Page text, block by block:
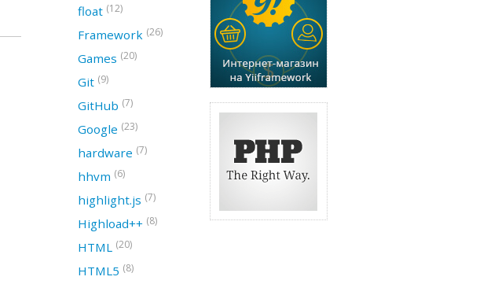
float (12)
Framework (26)
Games (20)
Git (9)
GitHub (7)
Google (23)
hardware (7)
hhvm (6)
highlight.js (7)
Highload++ (8)
HTML (20)
HTML5 (8)